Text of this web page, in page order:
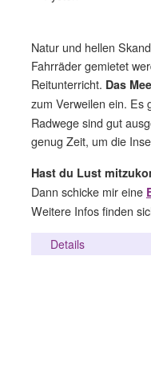
Natur und hellen
Fahrräder gemietet
Reitunterricht. Das
zum Verweilen ein. Es
Radwege sind gut
genug Zeit, um die
Hast du Lust
Dann schicke mir eine
Weitere Infos finden
Details